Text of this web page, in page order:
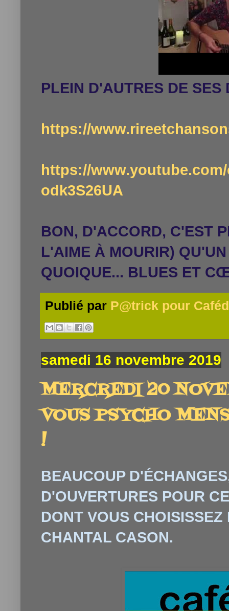
PLEIN D'AUTRES DE SES
https://
https://
odk3S26UA
BON, D'ACCORD, C'EST
L'AIME À MOURIR)
QUOIQUE... BLUES ET
Publié par P@trick pour
samedi 16 novembre 2019
MERCREDI 20
VOUS PSYCHO
!
BEAUCOUP D'É
D'OUVERTURES POUR
DONT VOUS
CHANTAL CASON.